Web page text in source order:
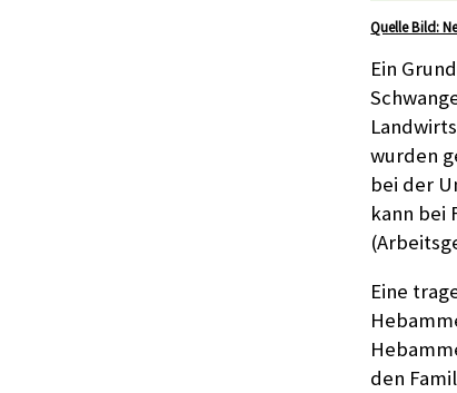
Quelle Bild:
Ein
wurden
bei der
kann bei
Eine
den